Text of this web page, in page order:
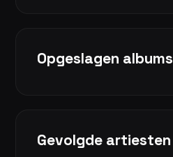
Opgeslagen albums
Gevolgde artiesten